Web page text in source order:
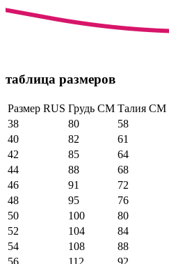
таблица размеров
Размер RUS Грудь СМ Талия СМ
38
80 58
40
82 61
42
85 64
44
88 68
46
91 72
48
95 76
50
100 80
52
104 84
54
108 88
56
112 92